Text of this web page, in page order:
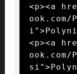
<p><a
ook.com/
<p><a
ook.com/